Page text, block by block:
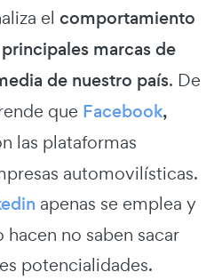
el comportamiento
marcas de
de nuestro país. De
que Facebook,
las plataformas
automovilísticas.
apenas se emplea y
no saben sacar
potencialidades.